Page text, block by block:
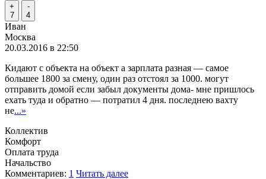
+
7
-
4
Иван
Москва
20.03.2016 в 22:50
Кидают с объекта на объект а зарплата разная — самое
большее 1800 за смену, один раз отстоял за 1000. могут
отправить домой если забыл документы дома- мне пришлось
ехать туда и обратно — потратил 4 дня. последнею вахту
не...»
Коллектив
Комфорт
Оплата труда
Начальство
Комментариев: 1 Читать далее